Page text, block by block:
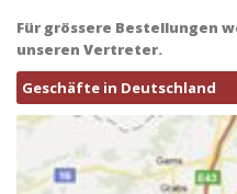
Für grössere Bestellungen
unseren Vertreter.
Geschäfte in Deutschland